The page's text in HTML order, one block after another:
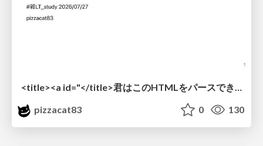
<title><a id="</title>君はこのHTMLをパースできるか"></a></title> #雑LT_study
pizzacat83
0 130